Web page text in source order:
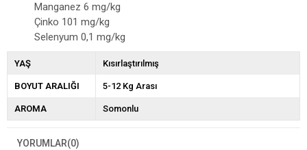
Manganez 6 mg/kg
Çinko 101 mg/kg
Selenyum 0,1 mg/kg
YAŞ Kısırlaştırılmış
BOYUT ARALIĞI 5-12 Kg Arası
AROMA Somonlu
YORUMLAR(0)